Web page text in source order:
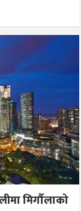
मिर्गौलाको